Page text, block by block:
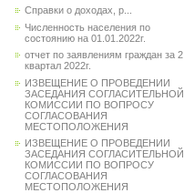
Справки о доходах, р...
Численность населения по
состоянию на 01.01.2022г.
отчет по заявлениям граждан за 2
квартал 2022г.
ИЗВЕЩЕНИЕ О ПРОВЕДЕНИИ
ЗАСЕДАНИЯ СОГЛАСИТЕЛЬНОЙ
КОМИССИИ ПО ВОПРОСУ
СОГЛАСОВАНИЯ
МЕСТОПОЛОЖЕНИЯ
ИЗВЕЩЕНИЕ О ПРОВЕДЕНИИ
ЗАСЕДАНИЯ СОГЛАСИТЕЛЬНОЙ
КОМИССИИ ПО ВОПРОСУ
СОГЛАСОВАНИЯ
МЕСТОПОЛОЖЕНИЯ